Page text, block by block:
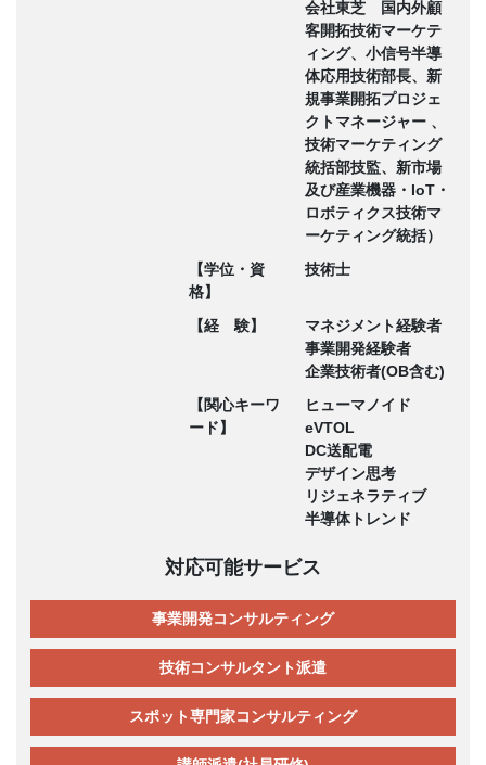
会社東芝 国内外顧
客開拓技術マーケテ
ィング、小信号半導
体応用技術部長、新
規事業開拓プロジェ
クトマネージャー 、
技術マーケティング
統括部技監、新市場
及び産業機器・IoT・
ロボティクス技術マ
ーケティング統括）
【学位・資
格】
技術士
【経 験】
マネジメント経験者
事業開発経験者
企業技術者(OB含む)
【関心キーワ
ード】
ヒューマノイド
eVTOL
DC送配電
デザイン思考
リジェネラティブ
半導体トレンド
対応可能サービス
事業開発コンサルティング
技術コンサルタント派遣
スポット専門家コンサルティング